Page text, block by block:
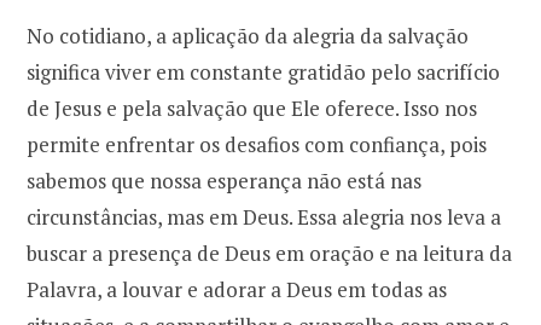
No cotidiano, a aplicação da alegria da salvação
significa viver em constante gratidão pelo sacrifício
de Jesus e pela salvação que Ele oferece. Isso nos
permite enfrentar os desafios com confiança, pois
sabemos que nossa esperança não está nas
circunstâncias, mas em Deus. Essa alegria nos leva a
buscar a presença de Deus em oração e na leitura da
Palavra, a louvar e adorar a Deus em todas as